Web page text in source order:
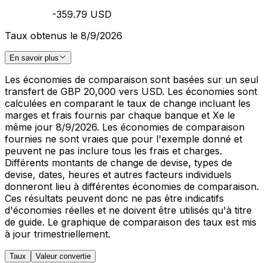
-359.79 USD
Taux obtenus le 8/9/2026
En savoir plus
Les économies de comparaison sont basées sur un seul
transfert de GBP 20,000 vers USD. Les économies sont
calculées en comparant le taux de change incluant les
marges et frais fournis par chaque banque et Xe le
même jour 8/9/2026. Les économies de comparaison
fournies ne sont vraies que pour l'exemple donné et
peuvent ne pas inclure tous les frais et charges.
Différents montants de change de devise, types de
devise, dates, heures et autres facteurs individuels
donneront lieu à différentes économies de comparaison.
Ces résultats peuvent donc ne pas être indicatifs
d'économies réelles et ne doivent être utilisés qu'à titre
de guide. Le graphique de comparaison des taux est mis
à jour trimestriellement.
Taux Valeur convertie